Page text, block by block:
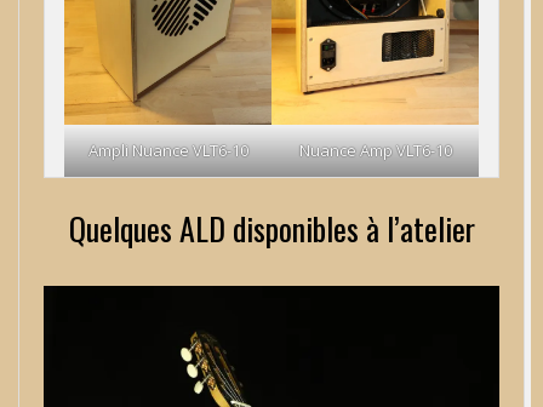
Ampli Nuance VLT6-10 Nuance Amp VLT6-10
Quelques ALD disponibles à l’atelier